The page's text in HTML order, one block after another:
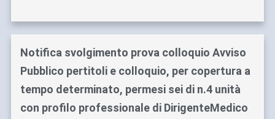
Notifica svolgimento prova colloquio Avviso
Pubblico pertitoli e colloquio, per copertura a
tempo determinato, permesi sei di n.4 unità
con profilo professionale di DirigenteMedico